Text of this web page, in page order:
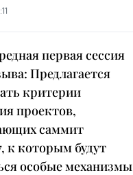
первая сессия
Предлагается
критерии
проектов,
саммит
к которым будут
особые механизмы